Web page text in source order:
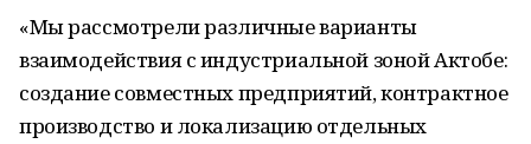
«Мы рассмотрели различные варианты
взаимодействия с индустриальной зоной Актобе:
создание совместных предприятий, контрактное
производство и локализацию отдельных